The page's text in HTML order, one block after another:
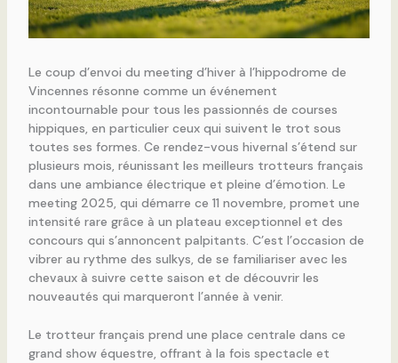
Le coup d’envoi du meeting d’hiver à l’hippodrome de
Vincennes résonne comme un événement
incontournable pour tous les passionnés de courses
hippiques, en particulier ceux qui suivent le trot sous
toutes ses formes. Ce rendez-vous hivernal s’étend sur
plusieurs mois, réunissant les meilleurs trotteurs français
dans une ambiance électrique et pleine d’émotion. Le
meeting 2025, qui démarre ce 11 novembre, promet une
intensité rare grâce à un plateau exceptionnel et des
concours qui s’annoncent palpitants. C’est l’occasion de
vibrer au rythme des sulkys, de se familiariser avec les
chevaux à suivre cette saison et de découvrir les
nouveautés qui marqueront l’année à venir.
Le trotteur français prend une place centrale dans ce
grand show équestre, offrant à la fois spectacle et